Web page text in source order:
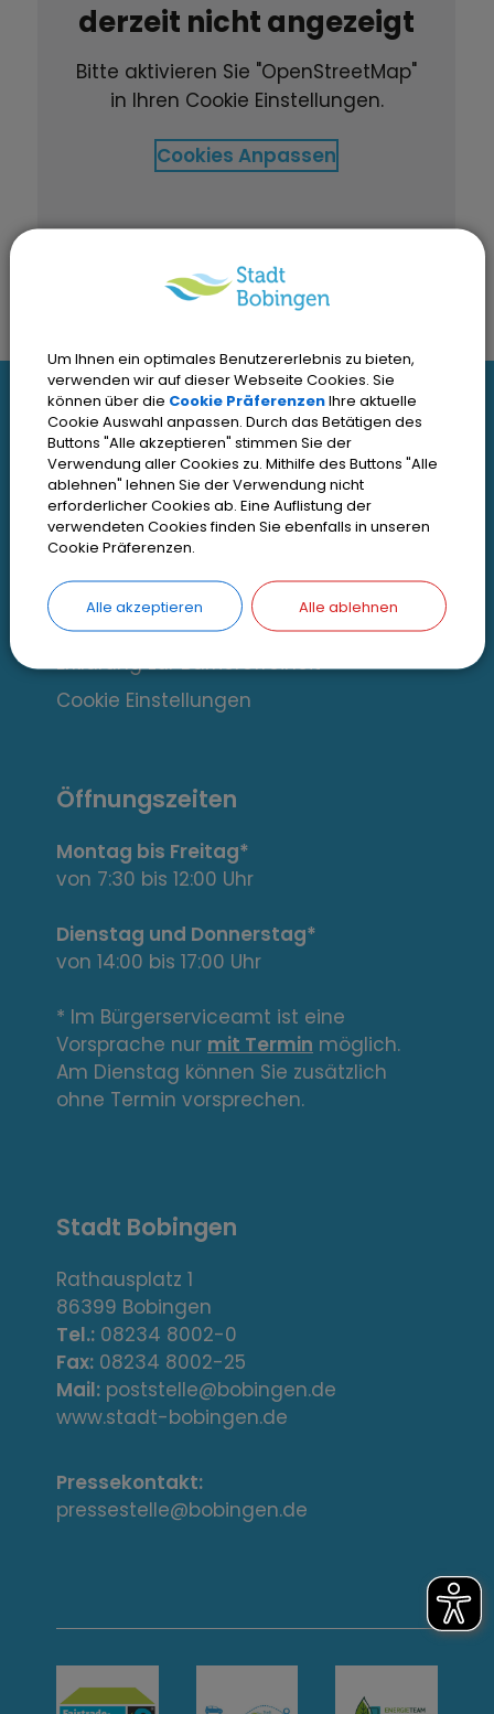
derzeit nicht angezeigt
Bitte aktivieren Sie "OpenStreetMap"
in Ihren Cookie Einstellungen.
Cookies Anpassen
I
n
t
e
r
e
s
s
n
t
e
L
i
n
k
s
A
d
r
e
s
s
e
/
n
t
Interessante Links
Kontakt
Inhaltsverzeichnis
Impressum
Datenschutz
Zugangseröffnung
Erklärung zur Barrierefreiheit
Cookie Einstellungen
Öffnungszeiten
Montag bis Freitag*
von 7:30 bis 12:00 Uhr
Dienstag und Donnerstag*
von 14:00 bis 17:00 Uhr
* Im Bürgerserviceamt ist eine
Vorsprache nur mit Termin möglich.
Am Dienstag können Sie zusätzlich
ohne Termin vorsprechen.
Stadt Bobingen
Rathausplatz 1
86399 Bobingen
Tel.: 08234 8002-0
Fax: 08234 8002-25
Mail: poststelle@bobingen.de
www.stadt-bobingen.de
Pressekontakt:
pressestelle@bobingen.de
Um Ihnen ein optimales Benutzererlebnis zu bieten,
verwenden wir auf dieser Webseite Cookies. Sie
können über die Cookie PräferenzenIhre aktuelle
Cookie Auswahl anpassen. Durch das Betätigen des
Buttons "Alle akzeptieren" stimmen Sie der
Verwendung aller Cookies zu. Mithilfe des Buttons "Alle
ablehnen" lehnen Sie der Verwendung nicht
erforderlicher Cookies ab. Eine Auflistung der
verwendeten Cookies finden Sie ebenfalls in unseren
Cookie Präferenzen.
Alle akzeptieren Alle ablehnen